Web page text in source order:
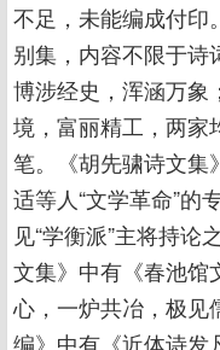
不足，未能编成付印
别集，内容不限于诗
博涉经史，浑涵万象
境，富丽精工，两家
笔。《胡先骕诗文集
适等人“文学革命”的
见“学衡派”主将持
文集》中有《春池馆
心，一炉共冶，极见
编》中有《近体诗发